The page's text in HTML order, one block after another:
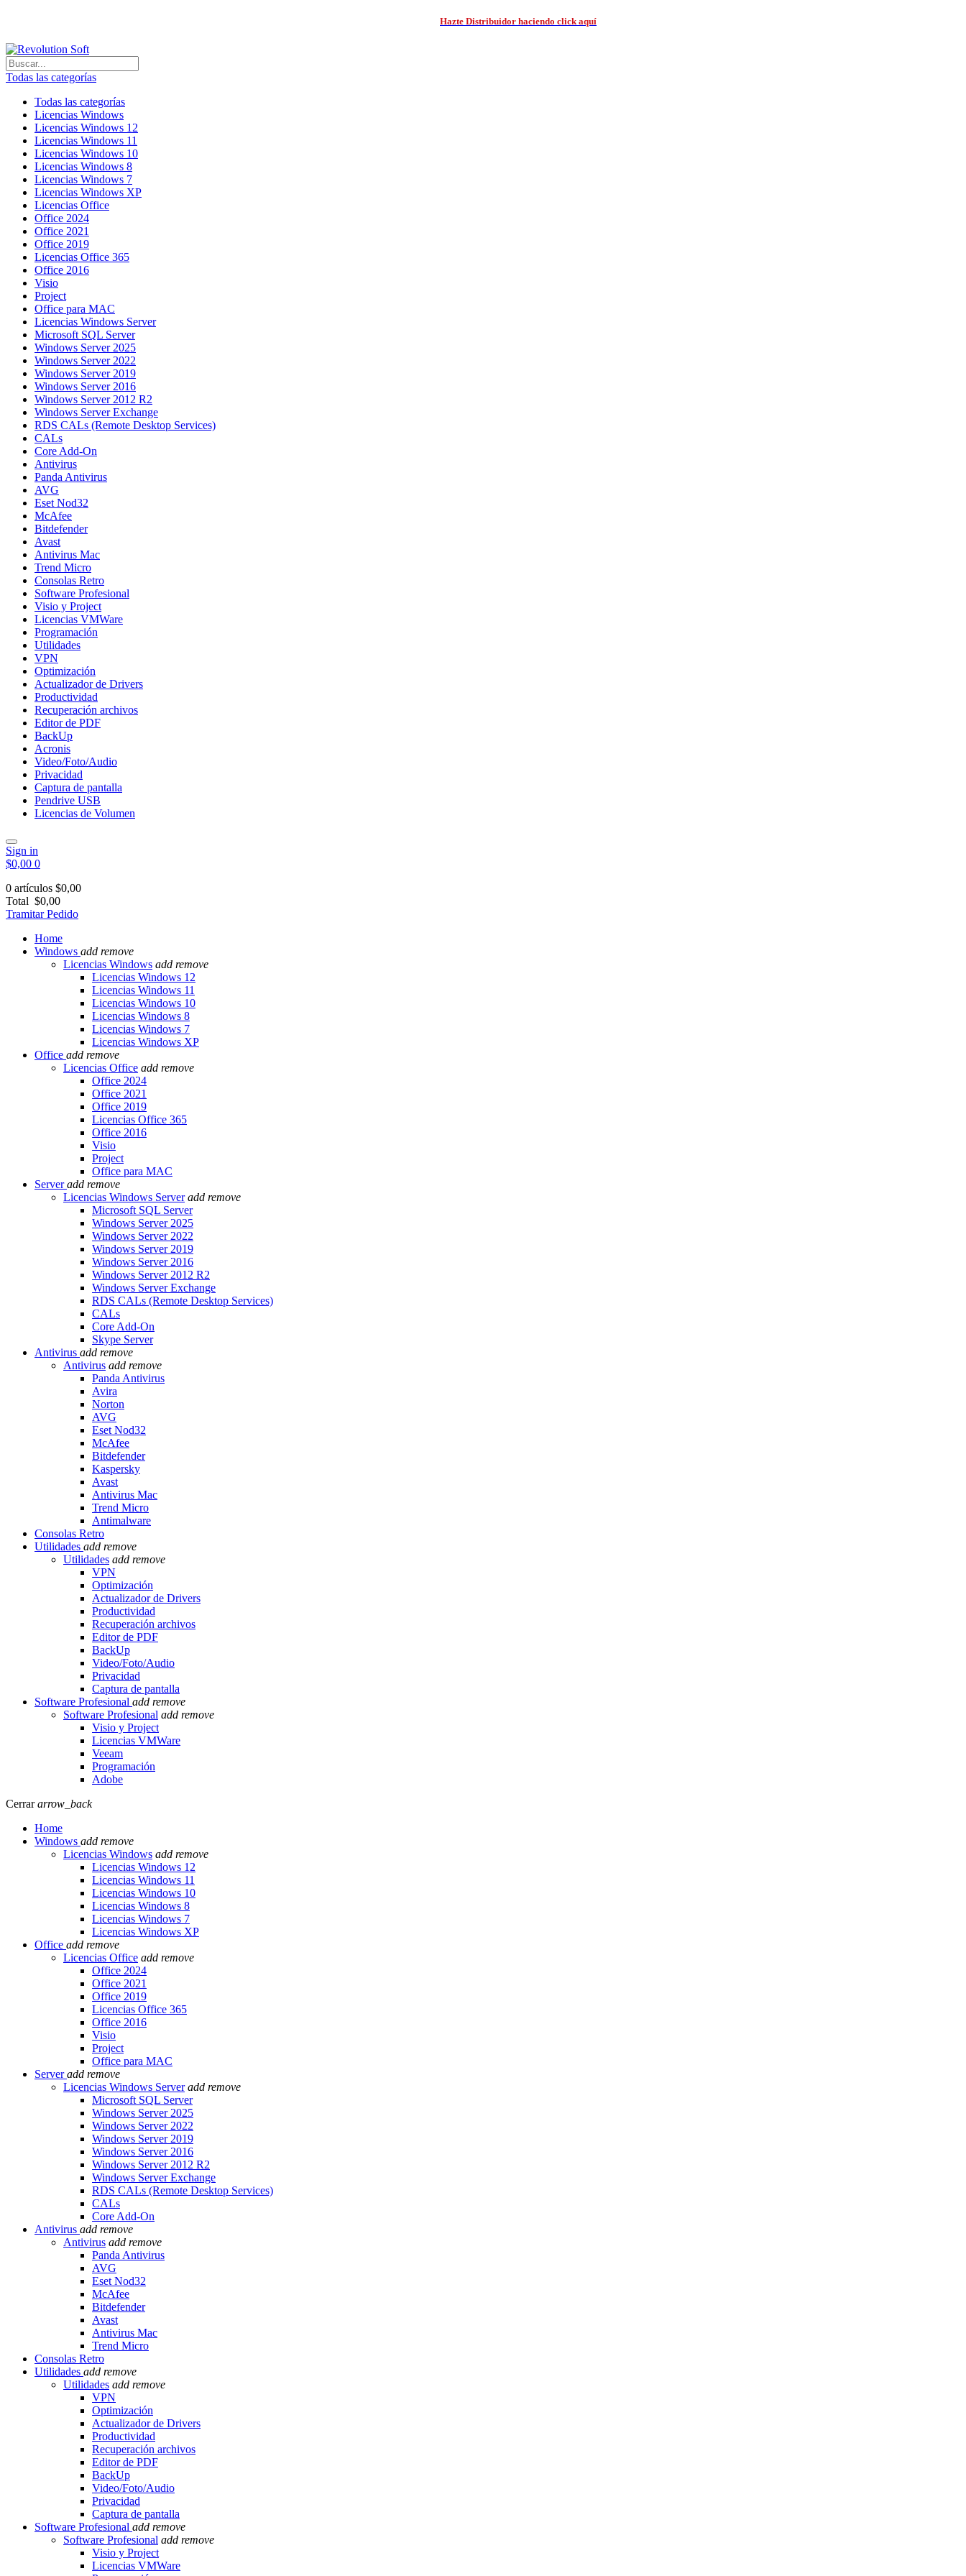
Hazte Distribuidor haciendo click aquí
Todas las categorías
Todas las categorías
Licencias Windows
Licencias Windows 12
Licencias Windows 11
Licencias Windows 10
Licencias Windows 8
Licencias Windows 7
Licencias Windows XP
Licencias Office
Office 2024
Office 2021
Office 2019
Licencias Office 365
Office 2016
Visio
Project
Office para MAC
Licencias Windows Server
Microsoft SQL Server
Windows Server 2025
Windows Server 2022
Windows Server 2019
Windows Server 2016
Windows Server 2012 R2
Windows Server Exchange
RDS CALs (Remote Desktop Services)
CALs
Core Add-On
Antivirus
Panda Antivirus
AVG
Eset Nod32
McAfee
Bitdefender
Avast
Antivirus Mac
Trend Micro
Consolas Retro
Software Profesional
Visio y Project
Licencias VMWare
Programación
Utilidades
VPN
Optimización
Actualizador de Drivers
Productividad
Recuperación archivos
Editor de PDF
BackUp
Acronis
Video/Foto/Audio
Privacidad
Captura de pantalla
Pendrive USB
Licencias de Volumen
Sign in
$0,00 0
0 artículos $0,00
Total $0,00
Tramitar Pedido
Home
Windows add remove
Licencias Windows add remove
Licencias Windows 12
Licencias Windows 11
Licencias Windows 10
Licencias Windows 8
Licencias Windows 7
Licencias Windows XP
Office add remove
Licencias Office add remove
Office 2024
Office 2021
Office 2019
Licencias Office 365
Office 2016
Visio
Project
Office para MAC
Server add remove
Licencias Windows Server add remove
Microsoft SQL Server
Windows Server 2025
Windows Server 2022
Windows Server 2019
Windows Server 2016
Windows Server 2012 R2
Windows Server Exchange
RDS CALs (Remote Desktop Services)
CALs
Core Add-On
Skype Server
Antivirus add remove
Antivirus add remove
Panda Antivirus
Avira
Norton
AVG
Eset Nod32
McAfee
Bitdefender
Kaspersky
Avast
Antivirus Mac
Trend Micro
Antimalware
Consolas Retro
Utilidades add remove
Utilidades add remove
VPN
Optimización
Actualizador de Drivers
Productividad
Recuperación archivos
Editor de PDF
BackUp
Video/Foto/Audio
Privacidad
Captura de pantalla
Software Profesional add remove
Software Profesional add remove
Visio y Project
Licencias VMWare
Veeam
Programación
Adobe
Cerrararrow_back
Home
Windows add remove
Licencias Windows add remove
Licencias Windows 12
Licencias Windows 11
Licencias Windows 10
Licencias Windows 8
Licencias Windows 7
Licencias Windows XP
Office add remove
Licencias Office add remove
Office 2024
Office 2021
Office 2019
Licencias Office 365
Office 2016
Visio
Project
Office para MAC
Server add remove
Licencias Windows Server add remove
Microsoft SQL Server
Windows Server 2025
Windows Server 2022
Windows Server 2019
Windows Server 2016
Windows Server 2012 R2
Windows Server Exchange
RDS CALs (Remote Desktop Services)
CALs
Core Add-On
Antivirus add remove
Antivirus add remove
Panda Antivirus
AVG
Eset Nod32
McAfee
Bitdefender
Avast
Antivirus Mac
Trend Micro
Consolas Retro
Utilidades add remove
Utilidades add remove
VPN
Optimización
Actualizador de Drivers
Productividad
Recuperación archivos
Editor de PDF
BackUp
Video/Foto/Audio
Privacidad
Captura de pantalla
Software Profesional add remove
Software Profesional add remove
Visio y Project
Licencias VMWare